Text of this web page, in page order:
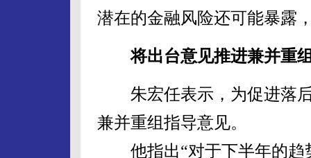
潜在的金融风险还可能暴露
将出台意见推进兼并重
朱宏任表示，为促进落后
兼并重组指导意见。
他指出“对于下半年的趋